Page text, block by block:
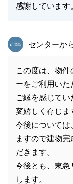
感謝しています
東急リバブル
センターか
この度は、物
ーをご利用いた
ご縁を感じて
変嬉しく存じま
今後については
ますので建物
だきます。
今後とも、東急
します。